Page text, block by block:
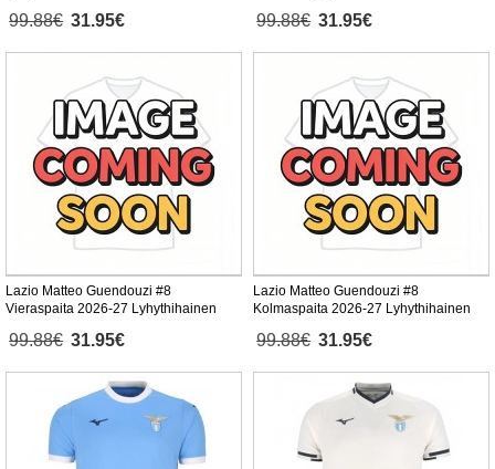
99.88€ 31.95€ 99.88€ 31.95€
Lazio Matteo Guendouzi #8
Vieraspaita 2026-27 Lyhythihainen
99.88€ 31.95€
Lazio Matteo Guendouzi #8
Kolmaspaita 2026-27 Lyhythihainen
99.88€ 31.95€